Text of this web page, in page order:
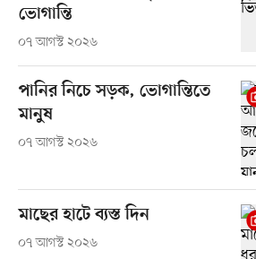
ভোগান্তি
০৭ আগস্ট ২০২৬
পানির নিচে সড়ক, ভোগান্তিতে
মানুষ
০৭ আগস্ট ২০২৬
মাছের হাটে ব্যস্ত দিন
০৭ আগস্ট ২০২৬